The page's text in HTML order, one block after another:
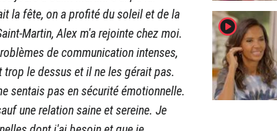
la fête, on a profité du soleil et de la
Martin, Alex m'a rejointe chez moi.
de communication intenses,
le dessus et il ne les gérait pas.
sentais pas en sécurité émotionnelle.
une relation saine et sereine. Je
player2